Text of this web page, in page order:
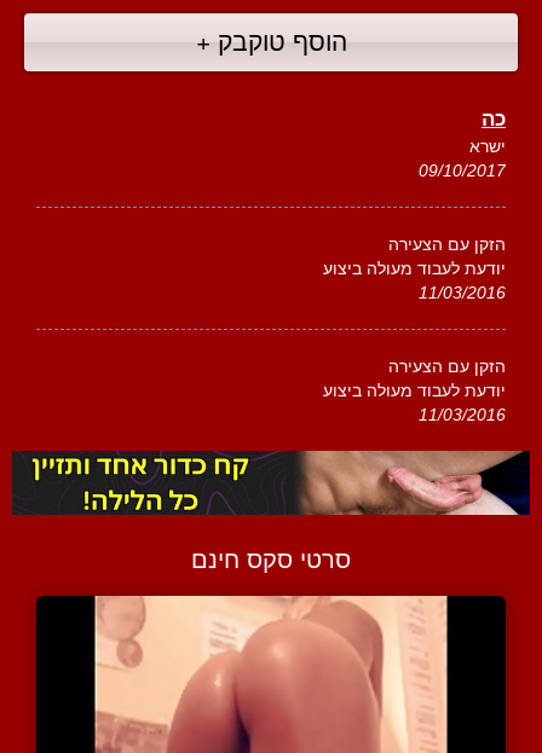
הוסף טוקבק +
כה
ישרא
09/10/2017
הזקן עם הצעירה
יודעת לעבוד מעולה ביצוע
11/03/2016
הזקן עם הצעירה
יודעת לעבוד מעולה ביצוע
11/03/2016
סרטי סקס חינם